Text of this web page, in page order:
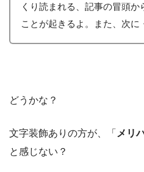
くり読まれる、記事の冒頭
ことが起きるよ。また、次に
どうかな？
文字装飾ありの方が、「 メリ
と感じない？